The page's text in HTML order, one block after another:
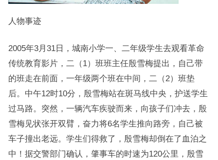
人物事迹
2005年3月31日，城南小学一、二年级学生去观看革命
传统教育影片，二（1）班班主任殷雪梅提出，自己带
的班走在前面，一年级两个班在中间，二（2）班垫
后。中午12时10分，殷雪梅站在斑马线中央，护送学生
过马路。突然，一辆汽车疾驶而来，向孩子们冲去，殷
雪梅见状张开双臂，奋力将6名学生推向路旁，自己被
车子撞出老远。学生们得救了，殷雪梅却倒在了血泊之
中！据交警部门确认，肇事车的时速为120公里，殷雪